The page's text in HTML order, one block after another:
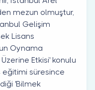
mezun olmuştur,
Gelişim
Lisans
Oynama
Üzerine Etkisi' konulu
eğitimi süresince
'Bilmek